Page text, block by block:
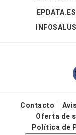
EPDATA.ES
INFOSALUS
Contacto
Oferta de
Política de